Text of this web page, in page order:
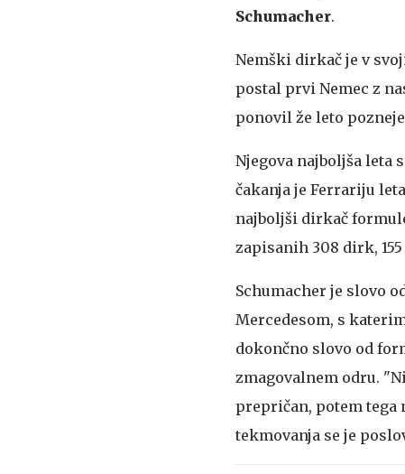
Schumacher.
Nemški dirkač je v
postal prvi Nemec z
ponovil že leto
Njegova najboljša leta
čakanja je Ferrariju
najboljši dirkač
zapisanih 308 dirk,
Schumacher je slovo
Mercedesom, s
dokončno slovo od
zmagovalnem odru.
prepričan, potem tega
tekmovanja se je